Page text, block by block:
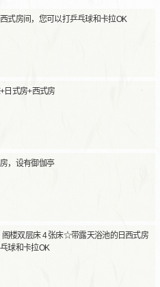
式房间，您可以打乒乓球和卡拉OK
日式房+西式房
，设有御伽亭
楼双层床 4 张床☆带露天浴池的日西式房
球和卡拉OK